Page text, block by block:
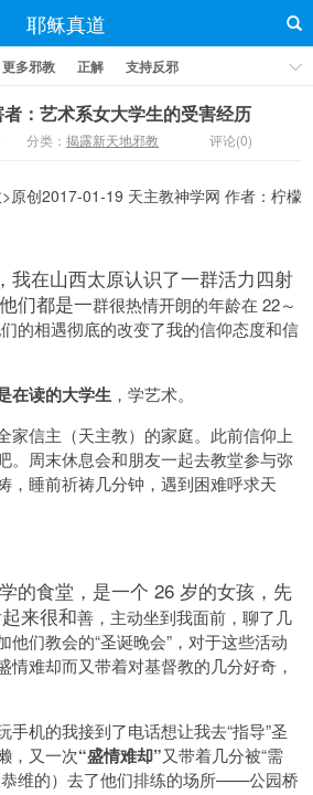
耶稣真道
更多邪教 正解 支持反邪
：艺术系女大学生的受害经历
分类： 揭露新天地邪教 评论(0)
原创2017-01-19 天主教神学网 作者：柠檬
我在山西太原认识了一群活力四射
们都是一群很热情开朗的年龄在 22～
的相遇彻底的改变了我的信仰态度和信
在读的大学生 ，学艺术。
家信主（天主教）的家庭。此前信仰上
。周末休息会和朋友一起去教堂参与弥
，睡前祈祷几分钟，遇到困难呼求天
的食堂，是一个 26 岁的女孩，先
来很和善，主动坐到我面前，聊了几
他们教会的“圣诞晚会”，对于这些活动
情难却而又带着对基督教的几分好奇，
手机的我接到了电话想让我去“指导”圣
，又一次“盛情难却”又带着几分被“需
恭维的）去了他们排练的场所——公园桥